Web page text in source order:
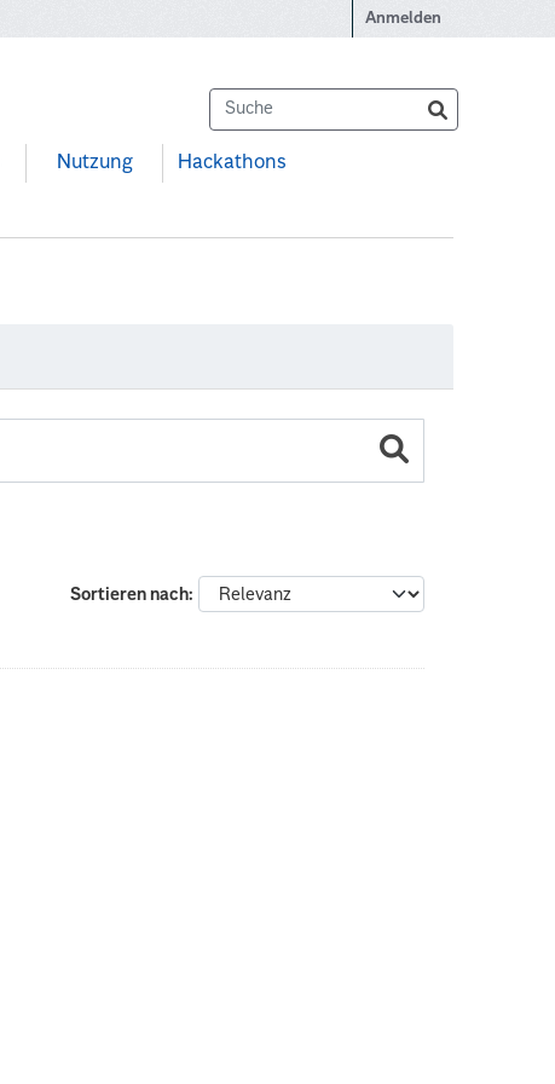
Anmelden
Nutzung Hackathons
Sortieren nach